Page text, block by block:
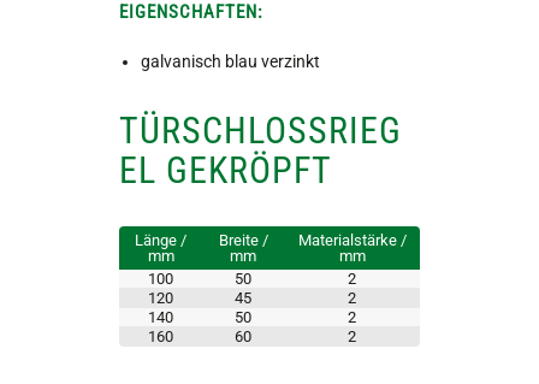
EIGENSCHAFTEN:
galvanisch blau verzinkt
TÜRSCHLOSSRIEG
EL GEKRÖPFT
Länge /
mm
Breite /
mm
Materialstärke /
mm
100
50
2
120
45
2
140
50
2
160
60 2